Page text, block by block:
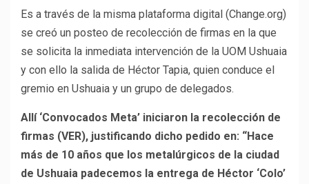
Es a través de la misma plataforma digital (Change.org)
se creó un posteo de recolección de firmas en la que
se solicita la inmediata intervención de la UOM Ushuaia
y con ello la salida de Héctor Tapia, quien conduce el
gremio en Ushuaia y un grupo de delegados.
Allí ‘Convocados Meta’ iniciaron la recolección de
firmas (VER), justificando dicho pedido en: “Hace
más de 10 años que los metalúrgicos de la ciudad
de Ushuaia padecemos la entrega de Héctor ‘Colo’